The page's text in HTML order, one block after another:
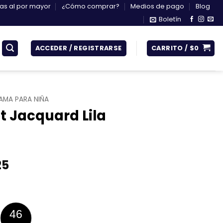
al por mayor ¿Cómo comprar? Medios de pago
Blog
Boletín
ACCEDER / REGISTRARSE CARRITO / $0
PARA NIÑA
Jacquard Lila
Rango
desde
$157.425
45